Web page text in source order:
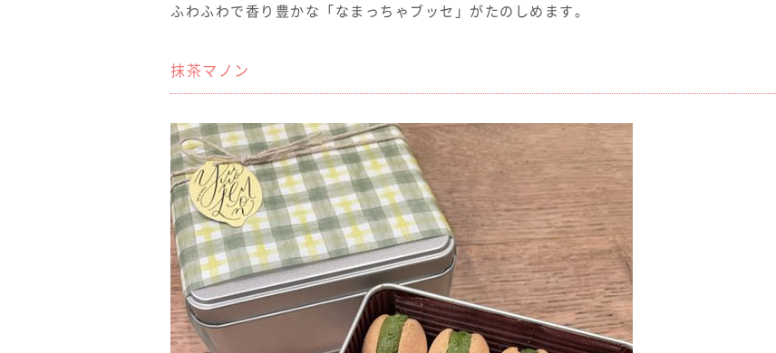
ふわふわで香り豊かな「なまっちゃブッセ」がたのしめます。
抹茶マノン